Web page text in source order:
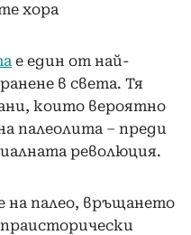
е един от най-
в света. Тя
които вероятно
палеолита – преди
революция.
палео, връщането